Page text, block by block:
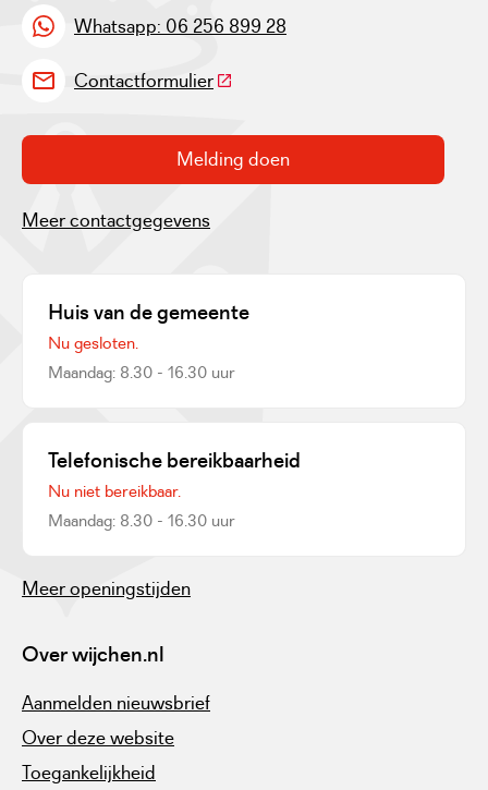
Whatsapp: 06 256 899 28
Contactformulier(Deze link gaat naar een externe
Melding doen
Meer contactgegevens
Huis van de gemeente
Nu gesloten.
Maandag: 8.30 - 16.30 uur
Telefonische bereikbaarheid
Nu niet bereikbaar.
Maandag: 8.30 - 16.30 uur
Meer openingstijden
Over wijchen.nl
Aanmelden nieuwsbrief
Over deze website
Toegankelijkheid